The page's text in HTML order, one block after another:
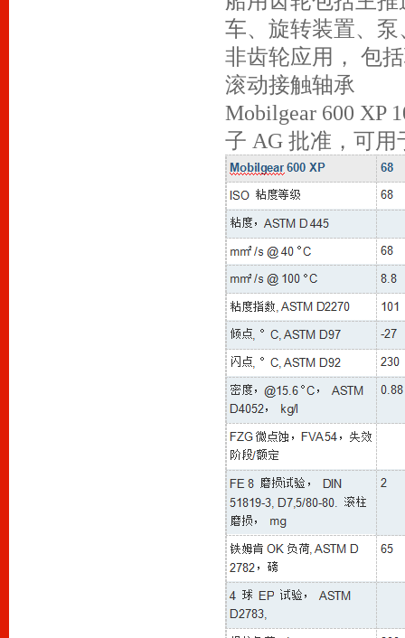
车、旋转装置、
非齿轮应用， 包
滚动接触轴承
Mobilgear 600 XP
子 AG 批准，可用